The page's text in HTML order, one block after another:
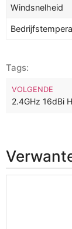
Windsnelheid
Tags:
2.4GHz 19dBi
VOLGENDE
2.4GHz 16dBi